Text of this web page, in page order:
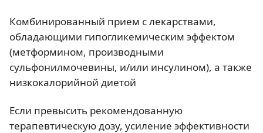
Комбинированный прием с лекарствами,
обладающими гипогликемическим эффектом
(метформином, производными
сульфонилмочевины, и/или инсулином), а также
низкокалорийной диетой
Если превысить рекомендованную
терапевтическую дозу, усиление эффективности